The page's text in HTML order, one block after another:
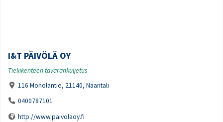
I&T PÄIVÖLÄ OY
Tieliikenteen tavarankuljetus
116 Monolantie, 21140, Naantali
0400787101
http://www.paivolaoy.fi